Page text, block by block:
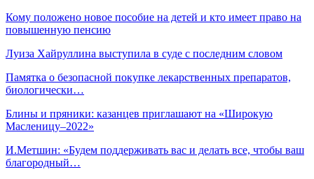
Кому положено новое пособие на детей и кто имеет право на
повышенную пенсию
Луиза Хайруллина выступила в суде с последним словом
Памятка о безопасной покупке лекарственных препаратов,
биологически…
Блины и пряники: казанцев приглашают на «Широкую
Масленицу–2022»
И.Метшин: «Будем поддерживать вас и делать все, чтобы ваш
благородный…